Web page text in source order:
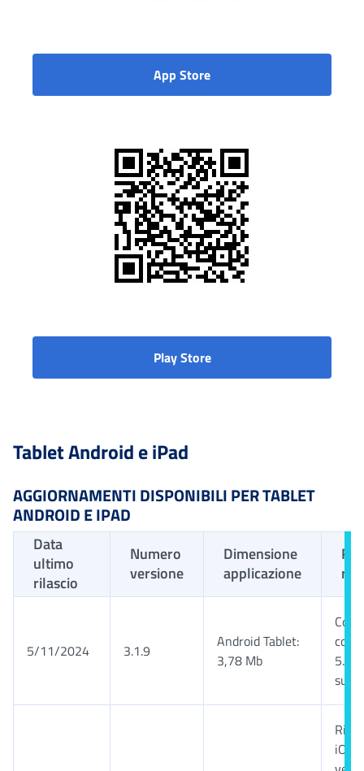
App Store
Play Store
Tablet Android e iPad
AGGIORNAMENTI DISPONIBILI PER TABLET
ANDROID E IPAD
Data
ultimo
rilascio
Numero
versione
Dimensione
applicazione
5/11/2024 3.1.9
Android Tablet:
3,78 Mb
con
5.0 o
iOS